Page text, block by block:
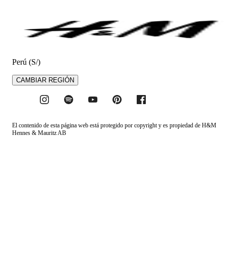
Perú (S/)
CAMBIAR REGIÓN
El contenido de esta página web está protegido por copyright y es propiedad de H&M
Hennes & Mauritz AB